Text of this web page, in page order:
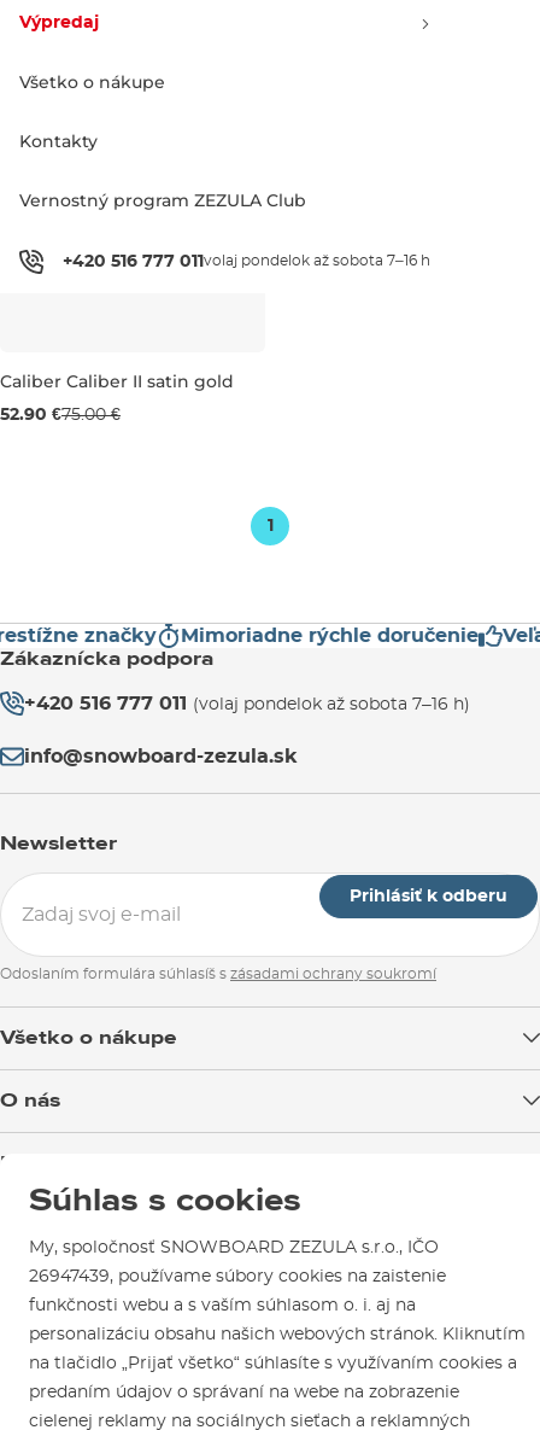
Výpredaj
Všetko o nákupe
Kontakty
Vernostný program ZEZULA Club
+420 516 777 011 volaj pondelok až sobota 7–16 h
56.90 € 80.90 €
Výpredaj -29 %
Caliber Caliber II satin gold
52.90 €75.00 €
1
značky Mimoriadne rýchle doručenie
Zákaznícka podpora
+420 516 777 011 (volaj pondelok až sobota 7–16 h)
info@snowboard-zezula.sk
Newsletter
Prihlásiť k odberu
Odoslaním formulára súhlasíš s zásadami ochrany soukromí
Všetko o nákupe
Výmena a vrátenie tovaru
Reklamácie
Návody na použitie a údržbu
Kontakty
O nás
Test the Best
Ako si vybrať vybavenie
Predajňa v Brne
Otváracia doba
Mapa a ako k nám
Parkovanie
Servis a opravy
Sme overený e-shop.
Naši spokojní zákazníci nám udelili
Súhlas s cookies
My, spoločnosť SNOWBOARD ZEZULA s.r.o., IČO
26947439, používame súbory cookies na zaistenie
funkčnosti webu a s vaším súhlasom o. i. aj na
personalizáciu obsahu našich webových stránok. Kliknutím
na tlačidlo „Prijať všetko“ súhlasíte s využívaním cookies a
predaním údajov o správaní na webe na zobrazenie
cielenej reklamy na sociálnych sieťach a reklamných